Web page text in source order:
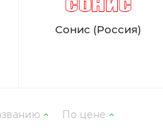
Сонис (Россия)
По цене